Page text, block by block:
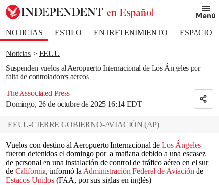
Menú
NOTICIAS ESTILO ENTRETENIMIENTO
ESPACIO
DEPORTES
Noticias
EEUU
Suspenden vuelos al Aeropuerto Internacional de Los Ángeles por
falta de controladores aéreos
The Associated Press
Domingo, 26 de octubre de 2025 16:14 EDT
Bookmark popover
Removed from bookmarks
Close popover
EEUU-CIERRE GOBIERNO-AVIACIÓN (AP)
Vuelos con destino al Aeropuerto Internacional de Los Ángeles
fueron detenidos el domingo por la mañana debido a una escasez
de personal en una instalación de control de tráfico aéreo en el sur
de California, informó la Administración Federal de Aviación de
Estados Unidos (FAA, por sus siglas en inglés)